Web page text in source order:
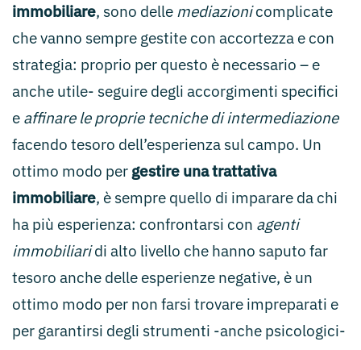
immobiliare, sono delle mediazionicomplicate
che vanno sempre gestite con accortezza e con
strategia: proprio per questo è necessario – e
anche utile- seguire degli accorgimenti specifici
e affinare le proprie tecniche di intermediazione
facendo tesoro dell’esperienza sul campo. Un
ottimo modo per gestire una trattativa
immobiliare, è sempre quello di imparare da chi
ha più esperienza: confrontarsi con agenti
immobiliaridi alto livello che hanno saputo far
tesoro anche delle esperienze negative, è un
ottimo modo per non farsi trovare impreparati e
per garantirsi degli strumenti -anche psicologici-